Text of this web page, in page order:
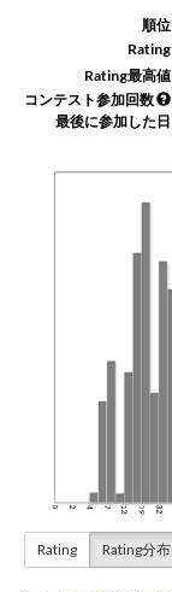
順位
Rating
Rating最高値
コンテスト参加回数
最後に参加した日
Rating Rating分布